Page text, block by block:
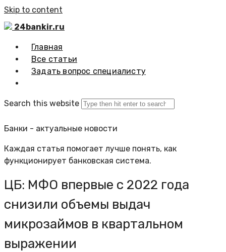
Skip to content
24bankir.ru
Главная
Все статьи
Задать вопрос специалисту
Search this website
Банки - актуальные новости
Каждая статья помогает лучше понять, как
функционирует банковская система.
ЦБ: МФО впервые с 2022 года
снизили объемы выдач
микрозаймов в квартальном
выражении